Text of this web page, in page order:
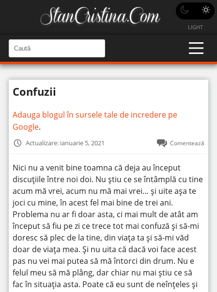
LIGHT
a
u
t
n
C
a
u
î
n
t
Confuzii
Adauga blogul în sursele tale de incredere pe
Google.
Actualizare: ianuarie 5, 2021 Comentează
Nici nu a venit bine toamna că deja au început
discuțiile între noi doi. Nu știu ce se întâmplă cu tine
acum mă vrei, acum nu mă mai vrei… și uite așa te
joci cu mine, în acest fel mai bine de trei ani.
Problema nu ar fi doar asta, ci mai mult de atât am
început să fiu pe zi ce trece tot mai confuză și să-mi
doresc să plec de la tine, din viața ta și să-mi văd
doar de viața mea. Și nu uita că dacă voi face acest
pas nu vei mai putea să mă întorci din drum. Nu e
felul meu să mă plâng, dar chiar nu mai știu ce să
fac în situația asta. Poate că eu sunt de neînțeles și